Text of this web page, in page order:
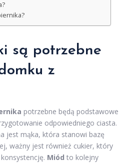
są potrzebne
z
potrzebne będą podstawowe
odpowiedniego ciasta.
jest mąka, która stanowi bazę
ważny jest również cukier, który
Miód to kolejny